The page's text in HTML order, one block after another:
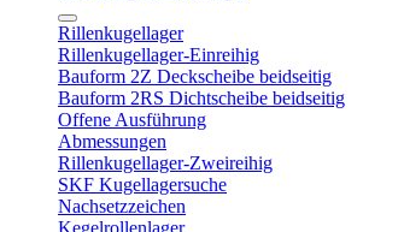
Rillenkugellager
Rillenkugellager-Einreihig
Bauform 2Z Deckscheibe beidseitig
Bauform 2RS Dichtscheibe beidseitig
Offene Ausführung
Abmessungen
Rillenkugellager-Zweireihig
SKF Kugellagersuche
Nachsetzzeichen
Kegelrollenlager